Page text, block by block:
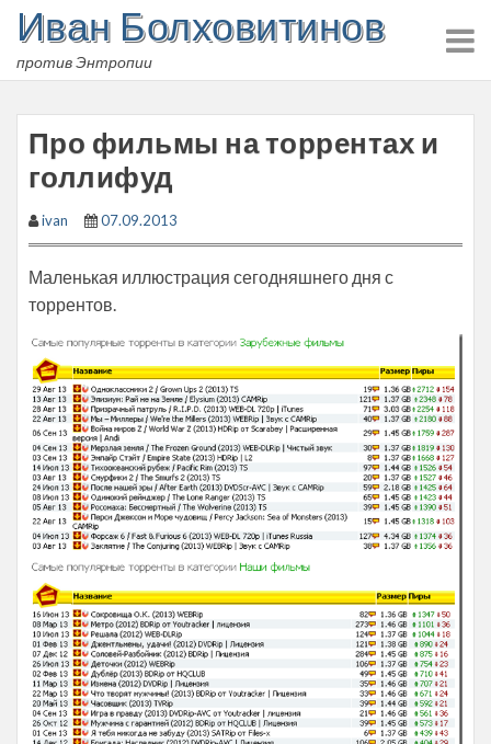
Skip
content
Иван Болховитинов
против Энтропии
Про фильмы на торрентах и
голлифуд
ivan 07.09.2013
Маленькая иллюстрация сегодняшнего дня с
торрентов.